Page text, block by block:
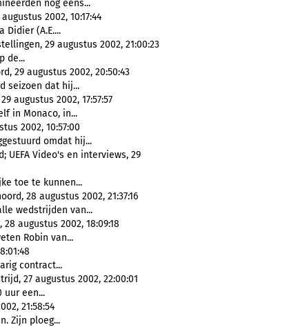
nog eens...
2002, 10:17:44
Didier (A.E....
29 augustus 2002, 21:00:23
de...
29 augustus 2002, 20:50:43
seizoen dat hij...
augustus 2002, 17:57:57
in Monaco, in...
2002, 10:57:00
omdat hij...
UEFA Video's en interviews, 29
toe te kunnen...
28 augustus 2002, 21:37:16
wedstrijden van...
augustus 2002, 18:09:18
Robin van...
contract...
27 augustus 2002, 22:00:01
uur een...
21:58:54
Zijn ploeg...